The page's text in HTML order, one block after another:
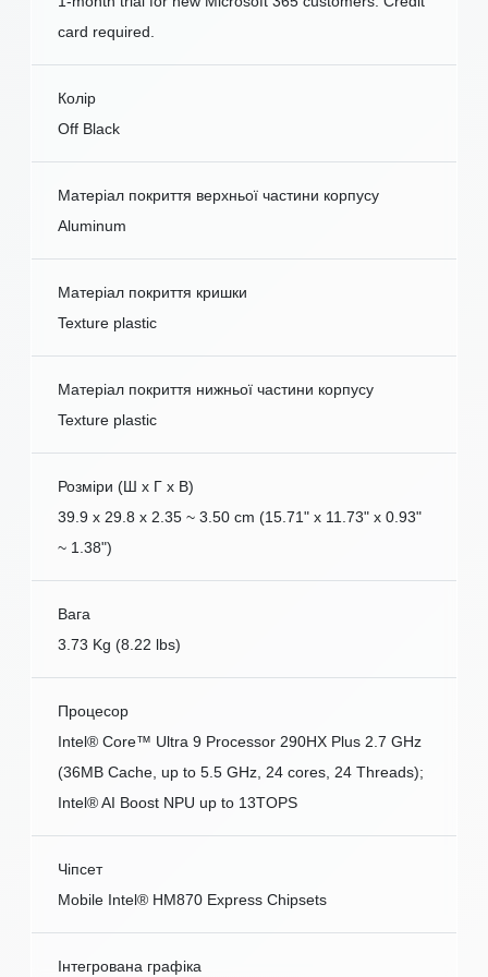
card required.
Колір
Off Black
Матеріал покриття верхньої частини корпусу
Aluminum
Матеріал покриття кришки
Texture plastic
Матеріал покриття нижньої частини корпусу
Texture plastic
Розміри (Ш x Г x В)
39.9 x 29.8 x 2.35 ~ 3.50 cm (15.71" x 11.73" x 0.93"
~ 1.38")
Вага
3.73 Kg (8.22 lbs)
Процесор
Intel® Core™ Ultra 9 Processor 290HX Plus 2.7 GHz
(36MB Cache, up to 5.5 GHz, 24 cores, 24 Threads);
Intel® AI Boost NPU up to 13TOPS
Чіпсет
Mobile Intel® HM870 Express Chipsets
Інтегрована графіка